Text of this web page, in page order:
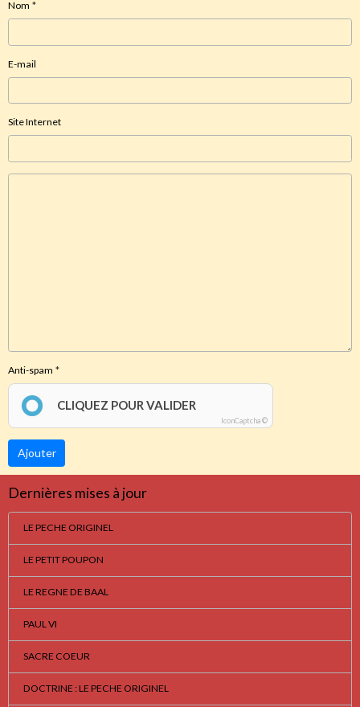
Nom
E-mail
Site Internet
Anti-spam
CLIQUEZ POUR VALIDER
IconCaptcha ©
Ajouter
Dernières mises à jour
LE PECHE ORIGINEL
LE PETIT POUPON
LE REGNE DE BAAL
PAUL VI
SACRE COEUR
DOCTRINE : LE PECHE ORIGINEL